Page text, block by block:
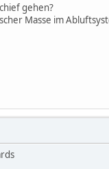
gehen?
Masse im